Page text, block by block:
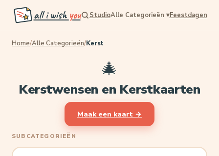
all i wish you StudioAlle Categorieën ▾Feestdagen
Home/Alle Categorieën/Kerst
🎄
Kerstwensen en Kerstkaarten
Maak een kaart →
SUBCATEGORIEËN